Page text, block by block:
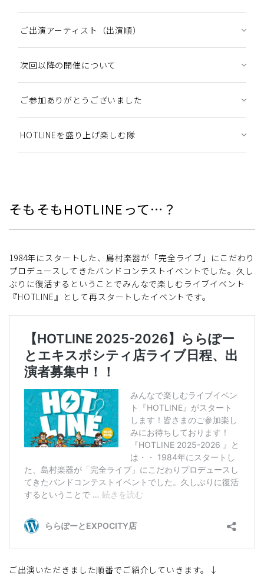
ご出演アーティスト（出演順）
次回以降の開催について
ご参加ありがとうございました
HOTLINEを盛り上げ楽しむ隊
そもそもHOTLINEって…？
1984年にスタートした、島村楽器が「完全ライブ」にこだわり
プロデュースしてきたバンドコンテストイベントでした。久し
ぶりに復活するということでみんなで楽しむライブイベント
『HOTLINE』として再スタートしたイベントです。
ご出演いただきました順番でご紹介していきます。↓